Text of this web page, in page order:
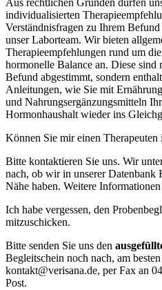
Aus rechtlichen Gründen dürfen
individualisierten
Verständnisfragen zu Ihrem
unser Laborteam. Wir bieten
Therapieempfehlungen rund um
hormonelle Balance an. Diese
Befund abgestimmt, sondern
Anleitungen, wie Sie mit
und Nahrungsergänzungsmitteln
Hormonhaushalt wieder ins
Können Sie mir einen
Bitte kontaktieren Sie uns. Wir
nach, ob wir in unserer Datenbank
Nähe haben. Weitere
Ich habe vergessen, den
mitzuschicken.
Bitte senden Sie uns den
Begleitschein noch nach, am
kontakt@verisana.de, per Fax an
Post.